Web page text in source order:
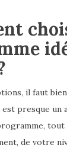
il faut
est presque un
tout
de votre